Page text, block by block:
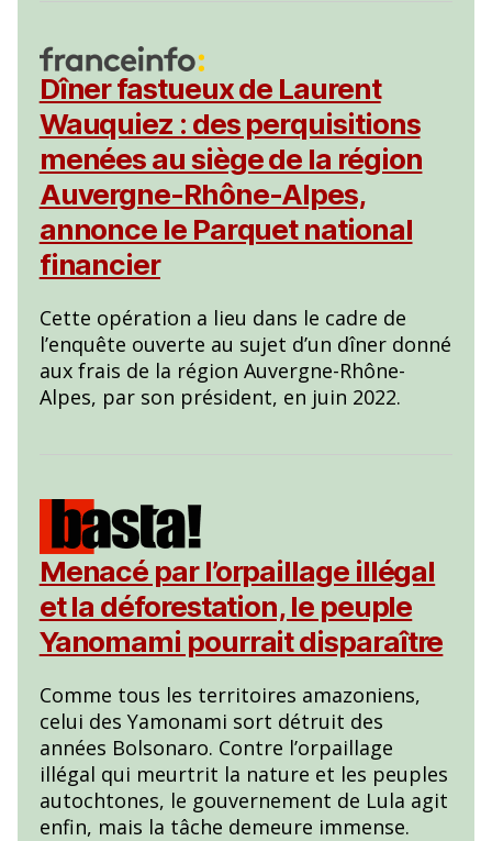
Dîner fastueux de Laurent
Wauquiez : des perquisitions
menées au siège de la région
Auvergne-Rhône-Alpes,
annonce le Parquet national
financier
Cette opération a lieu dans le cadre de
l’enquête ouverte au sujet d’un dîner donné
aux frais de la région Auvergne-Rhône-
Alpes, par son président, en juin 2022.
Menacé par l’orpaillage illégal
et la déforestation, le peuple
Yanomami pourrait disparaître
Comme tous les territoires amazoniens,
celui des Yamonami sort détruit des
années Bolsonaro. Contre l’orpaillage
illégal qui meurtrit la nature et les peuples
autochtones, le gouvernement de Lula agit
enfin, mais la tâche demeure immense.